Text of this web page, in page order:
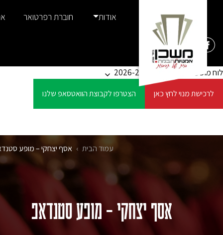
אודות חוברת רפרטואר
לוח מופעים סדרות ומנויים 2026-27
לרכישת מנוי לחץ כאן הצטרפו לקבוצת הוואטסאפ שלנו
עמוד הבית › אסף יצחקי – מופע
אסף יצחקי – מופע סטנדאפ